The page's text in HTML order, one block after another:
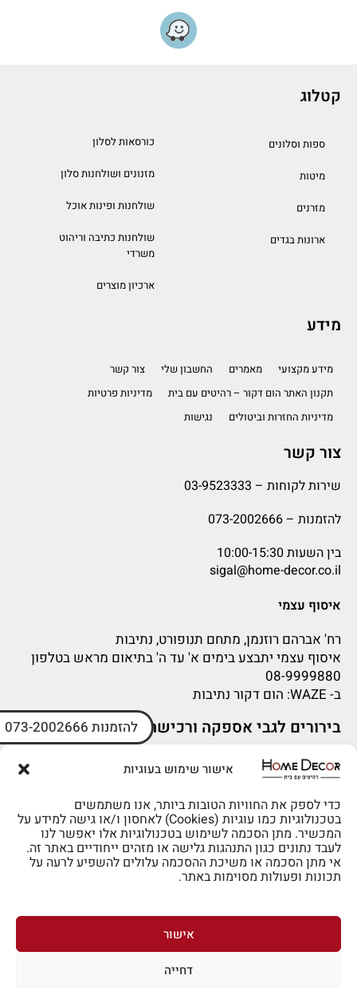
אישור שימוש בעוגיות
כדי לספק את החוויות הטובות ביותר, אנו משתמשים
בטכנולוגיות כמו עוגיות (Cookies) לאחסון ו/או גישה למידע על
המכשיר. מתן הסכמה לשימוש בטכנולוגיות אלו יאפשר לנו
לעבד נתונים כגון התנהגות גלישה או מזהים ייחודיים באתר זה.
אי מתן הסכמה או משיכת ההסכמה עלולים להשפיע לרעה על
תכונות ופעולות מסוימות באתר.
אישור
דחייה
להזמנות 073-2002666
קטלוג
ספות וסלונים
מיטות
מזרנים
ארונות בגדים
כורסאות לסלון
מזנונים ושולחנות סלון
שולחנות ופינות אוכל
שולחנות כתיבה וריהוט
משרדי
ארכיון מוצרים
מידע
מידע מקצועי מאמרים החשבון שלי
צור קשר
תקנון האתר הום דקור – רהיטים עם בית
מדיניות פרטיות
מדיניות החזרות וביטולים
נגישות
צור קשר
שירות לקוחות – 03-9523333
להזמנות – 073-2002666
בין השעות 10:00-15:30
sigal@home-decor.co.il
איסוף עצמי
רח' אברהם רוזנמן, מתחם תנופורט, נתיבות
איסוף עצמי יתבצע בימים א' עד ה' בתיאום מראש בטלפון
08-9999880
ב- WAZE: הום דקור נתיבות
בירורים לגבי אספקה ורכישה
בירור לגבי אספקה -ניתן לפנות למייל:
sigal@home-decor.co.il
פניות לפני רכישה – ניתן לפנות למייל: omer@home-
decor.co.il
לרכישה טלפונית: 073-2002666